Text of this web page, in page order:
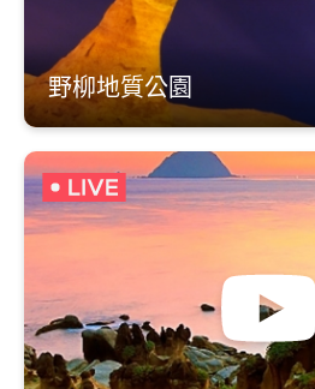
野柳地質公園